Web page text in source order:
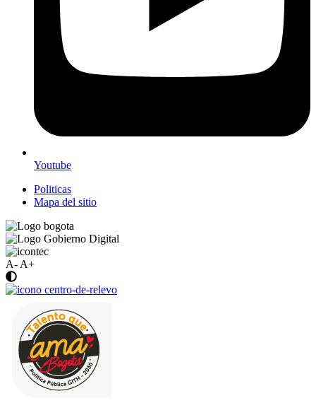
Youtube
Politicas
Mapa del sitio
A- A+